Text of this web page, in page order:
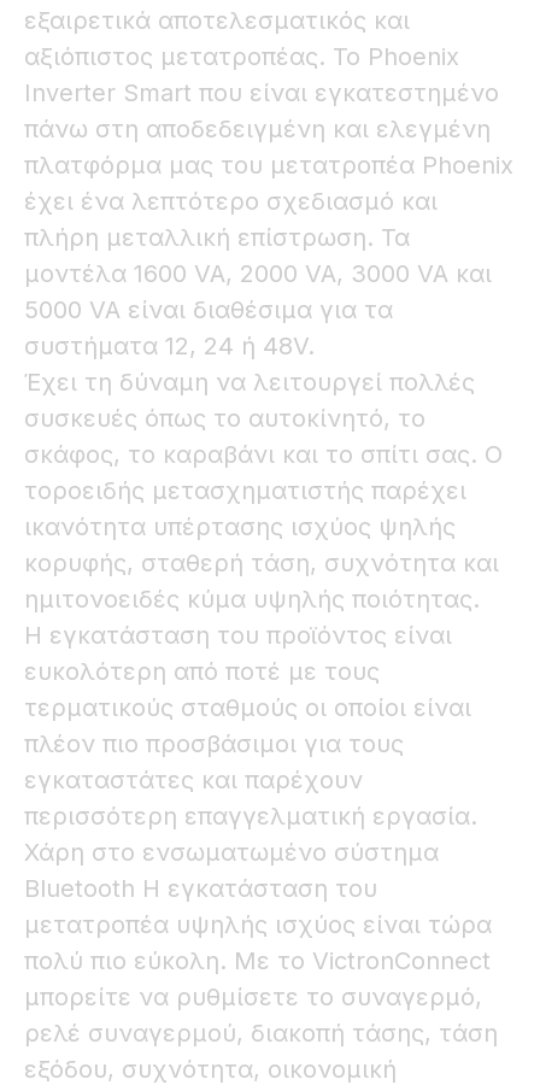
εξαιρετικά αποτελεσματικός και
αξιόπιστος μετατροπέας. Το Phoenix
Inverter Smart που είναι εγκατεστημένο
πάνω στη αποδεδειγμένη και ελεγμένη
πλατφόρμα μας του μετατροπέα Phoenix
έχει ένα λεπτότερο σχεδιασμό και
πλήρη μεταλλική επίστρωση. Τα
μοντέλα 1600 VA, 2000 VA, 3000 VA και
5000 VA είναι διαθέσιμα για τα
συστήματα 12, 24 ή 48V.
Έχει τη δύναμη να λειτουργεί πολλές
συσκευές όπως το αυτοκίνητό, το
σκάφος, το καραβάνι και το σπίτι σας. Ο
τοροειδής μετασχηματιστής παρέχει
ικανότητα υπέρτασης ισχύος ψηλής
κορυφής, σταθερή τάση, συχνότητα και
ημιτονοειδές κύμα υψηλής ποιότητας.
Η εγκατάσταση του προϊόντος είναι
ευκολότερη από ποτέ με τους
τερματικούς σταθμούς οι οποίοι είναι
πλέον πιο προσβάσιμοι για τους
εγκαταστάτες και παρέχουν
περισσότερη επαγγελματική εργασία.
Χάρη στο ενσωματωμένο σύστημα
Bluetooth Η εγκατάσταση του
μετατροπέα υψηλής ισχύος είναι τώρα
πολύ πιο εύκολη. Με το VictronConnect
μπορείτε να ρυθμίσετε το συναγερμό,
ρελέ συναγερμού, διακοπή τάσης, τάση
εξόδου, συχνότητα, οικονομική